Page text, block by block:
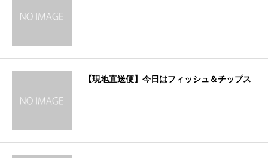
【現地直送便】今日はフィッシュ＆チップス